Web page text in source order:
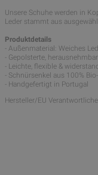
Unsere Schuhe werden in
Leder stammt aus
Produktdetails
- Außenmaterial: Weiches
- Gepolsterte,
- Leichte, flexible &
- Schnürsenkel aus 100%
- Handgefertigt in Portugal
Hersteller/EU